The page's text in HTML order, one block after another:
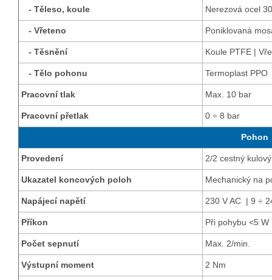
- Těleso, koule Nerezová ocel
- Vřeteno Poniklovaná
- Těsnění Koule PTFE |
- Tělo pohonu Termoplast PPO
Pracovní tlak Max. 10 bar
Pracovní přetlak 0 ÷ 8 bar
Pohon
Provedení 2/2 cestný
Ukazatel koncových poloh Mechanický na
Napájecí napětí 230 V AC | 9 ÷
Příkon Při pohybu <5
Počet sepnutí Max. 2/min.
Výstupní moment 2 Nm